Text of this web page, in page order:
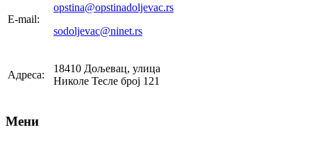
E-mail:
opstina@opstinadoljevac.rs
sodoljevac@ninet.rs
Адреса:
18410 Дољевац, улица
Николе Тесле број 121
Мени